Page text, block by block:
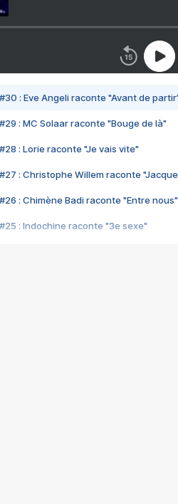
#30 : Eve Angeli raconte "Avant de
#29 : MC Solaar raconte "Bouge de là"
#28 : Lorie raconte "Je vais vite"
#27 : Christophe Willem raconte
#26 : Chimène Badi raconte "Entre nous"
#25 : Indochine raconte "3e sexe"